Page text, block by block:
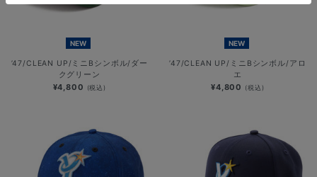
NEW
’47/CLEAN UP/ミニBシンボル/ダー
クグリーン
¥4,800 (税込)
NEW
’47/CLEAN UP/ミニBシンボル/アロ
エ
¥4,800 (税込)